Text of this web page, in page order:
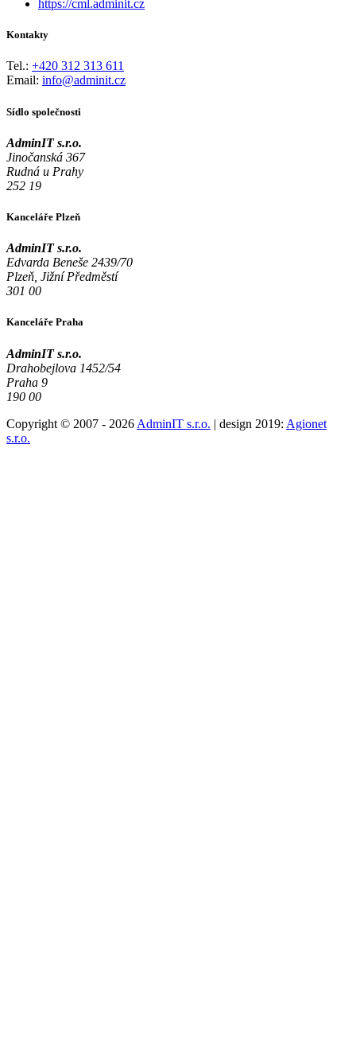
https://cml.adminit.cz
Kontakty
Tel.: +420 312 313 611
Email: info@adminit.cz
Sídlo společnosti
AdminIT s.r.o.
Jinočanská 367
Rudná u Prahy
252 19
Kanceláře Plzeň
AdminIT s.r.o.
Edvarda Beneše 2439/70
Plzeň, Jižní Předměstí
301 00
Kanceláře Praha
AdminIT s.r.o.
Drahobejlova 1452/54
Praha 9
190 00
Copyright © 2007 - 2026 AdminIT s.r.o. | design 2019: Agionet
s.r.o.